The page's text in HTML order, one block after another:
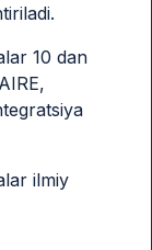
10 dan
ilmiy